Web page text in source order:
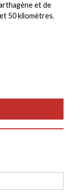
et de
50 kilomètres.